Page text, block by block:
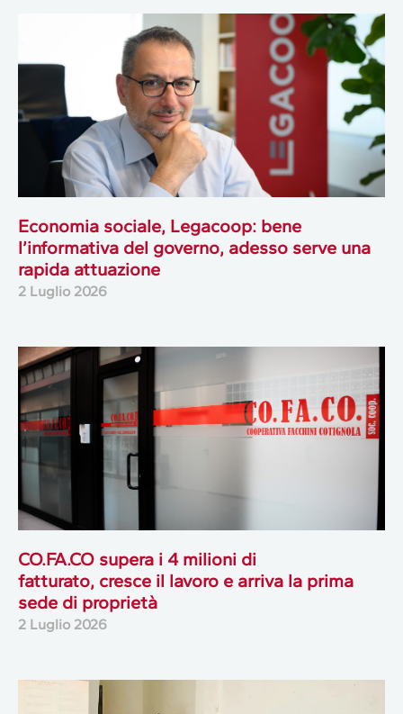
Economia sociale, Legacoop: bene
l’informativa del governo, adesso serve una
rapida attuazione
2 Luglio 2026
CO.FA.CO supera i 4 milioni di
fatturato, cresce il lavoro e arriva la prima
sede di proprietà
2 Luglio 2026